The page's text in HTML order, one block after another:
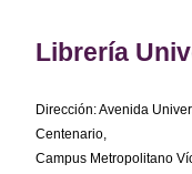
Librería
Dirección: Avenida
Centenario,
Campus Metropolitano